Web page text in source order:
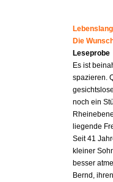
Die
Leseprobe
Es ist
spazieren.
noch ein
liegende
Seit 41
kleiner
besser
Bernd,